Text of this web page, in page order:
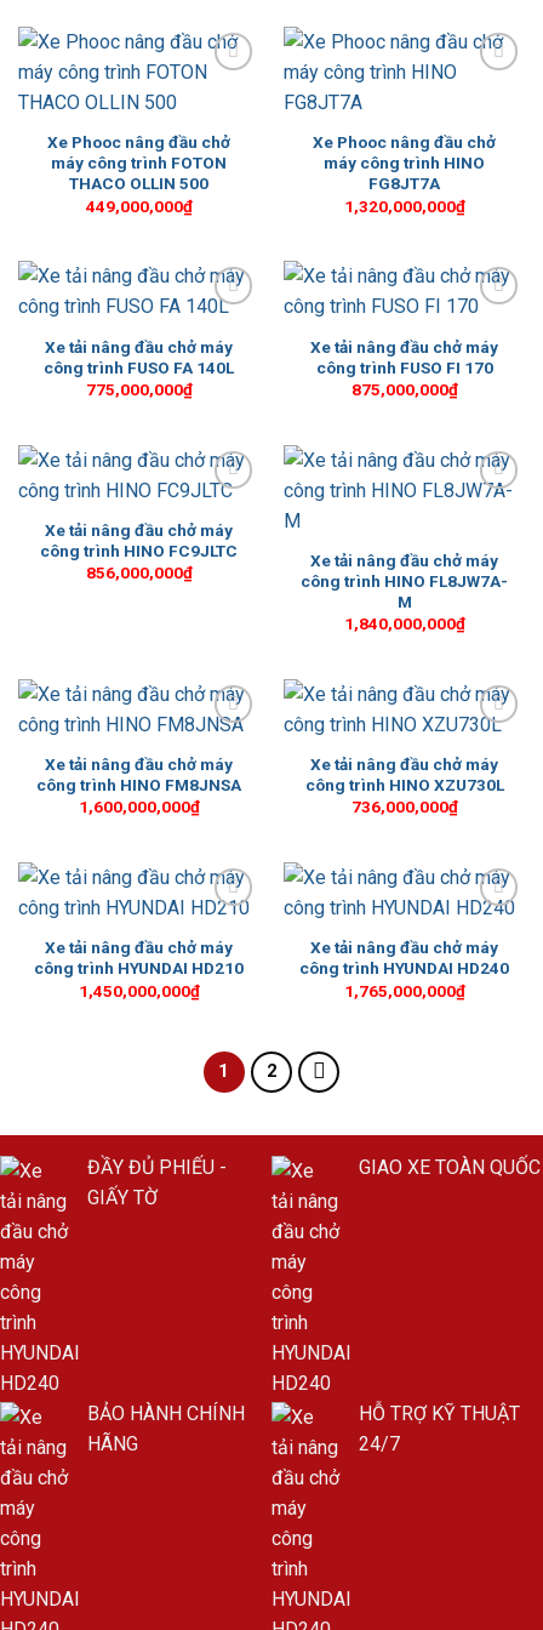
Xe Phooc nâng đầu chở
máy công trình FOTON
THACO OLLIN 500
449,000,000₫
Xe Phooc nâng đầu chở
máy công trình HINO
FG8JT7A
1,320,000,000₫
Wishlist
Xe tải nâng đầu chở máy
công trình FUSO FA 140L
775,000,000₫
Wishlist
Xe tải nâng đầu chở máy
công trình FUSO FI 170
875,000,000₫
Wishlist
Xe tải nâng đầu chở máy
công trình HINO FC9JLTC
856,000,000₫
Xe tải nâng đầu chở máy
công trình HINO FL8JW7A-
M
1,840,000,000₫
Wishlist
Xe tải nâng đầu chở máy
công trình HINO FM8JNSA
1,600,000,000₫
Wishlist
Xe tải nâng đầu chở máy
công trình HINO XZU730L
736,000,000₫
Wishlist
Xe tải nâng đầu chở máy
công trình HYUNDAI HD210
1,450,000,000₫
Wishlist
Xe tải nâng đầu chở máy
công trình HYUNDAI HD240
1,765,000,000₫
1 2
ĐẦY ĐỦ PHIẾU -
GIẤY TỜ
GIAO XE TOÀN QUỐC
BẢO HÀNH CHÍNH
HÃNG
HỖ TRỢ KỸ THUẬT
24/7